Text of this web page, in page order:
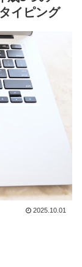
イピング
2025.10.01